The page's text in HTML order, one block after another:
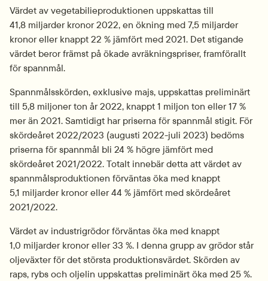
Värdet av vegetabilieproduktionen uppskattas till
41,8 miljarder kronor 2022, en ökning med 7,5 miljarder
kronor eller knappt 22 % jämfört med 2021. Det stigande
värdet beror främst på ökade avräkningspriser, framförallt
för spannmål.
Spannmålsskörden, exklusive majs, uppskattas pre­liminärt
till 5,8 miljoner ton år 2022, knappt 1 miljon ton eller 17 %
mer än 2021. Samtidigt har priserna för spannmål stigit. För
skördeåret 2022/2023 (augusti 2022-juli 2023) bedöms
priserna för spann­mål bli 24 % högre jämfört med
skördeåret 2021/2022. Totalt innebär detta att värdet av
spannmålsproduktionen förväntas öka med knappt
5,1 miljarder kronor eller 44 % jämfört med skördeåret
2021/2022.
Värdet av industrigrödor förväntas öka med knappt
1,0 miljarder kronor eller 33 %. I denna grupp av grödor står
oljeväxter för det största produktionsvärdet. Skörden av
raps, rybs och oljelin uppskattas preliminärt öka med 25 %.